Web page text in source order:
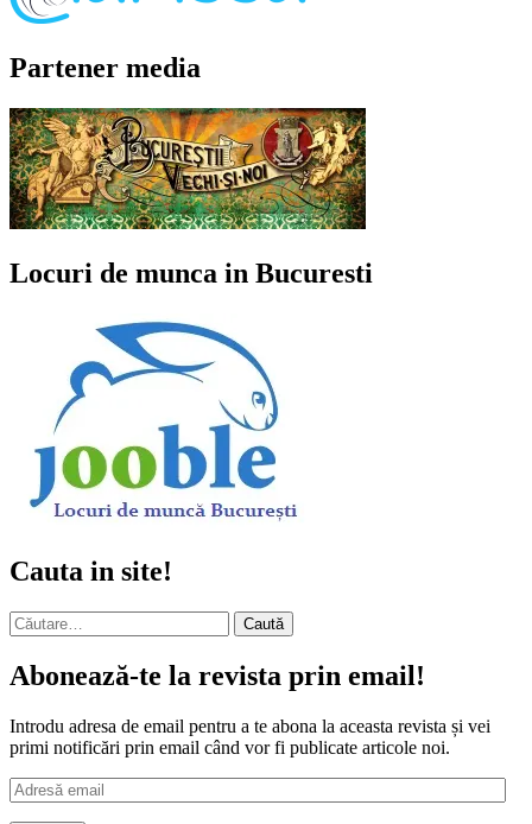
Partener media
Locuri de munca in Bucuresti
Cauta in site!
Caută
după:
Abonează-te la revista prin email!
Introdu adresa de email pentru a te abona la aceasta revista și vei
primi notificări prin email când vor fi publicate articole noi.
Adresă
email